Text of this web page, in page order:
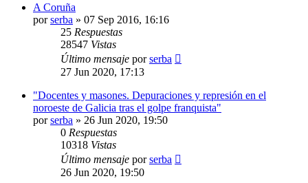
A Coruña
porserba » 07 Sep 2016, 16:16
25 Respuestas
28547 Vistas
Último mensaje porserba
27 Jun 2020, 17:13
"Docentes y masones. Depuraciones y represión en el
noroeste de Galicia tras el golpe franquista"
porserba » 26 Jun 2020, 19:50
0 Respuestas
10318 Vistas
Último mensaje porserba
26 Jun 2020, 19:50